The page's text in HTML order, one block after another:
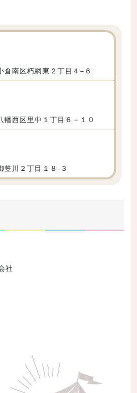
倉南区朽網東２丁目４−６
幡西区里中１丁目６－１０
笠川２丁目１８-３
社